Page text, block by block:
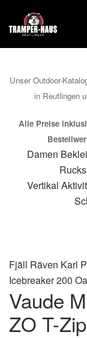
Zum
Unser Outdoor-
in Reutlingen
Alle Preise
Damen
Vertikal
Fjäll Räven Karl
Icebreaker 200
Vaude
ZO T-